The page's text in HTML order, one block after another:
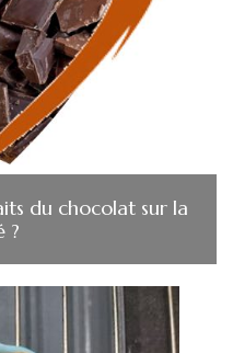
du chocolat sur la
?